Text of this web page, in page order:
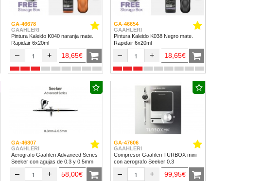
GA-46678
GAAHLERI
Pintura Kaleido K040 naranja mate.
Rapidair 6x20ml
– + 18,65€
GA-46654
GAAHLERI
Pintura Kaleido K038 Negro mate.
Rapidair 6x20ml
– + 18,65€
GA-46807
GAAHLERI
Aerografo Gaahleri Advanced Series
Seeker con agujas de 0.3 y 0.5mm
– + 58,00€
GA-47606
GAAHLERI
Compresor Gaahleri TURBOX mini
con aerografo Seeker 0.3
– + 99,95€